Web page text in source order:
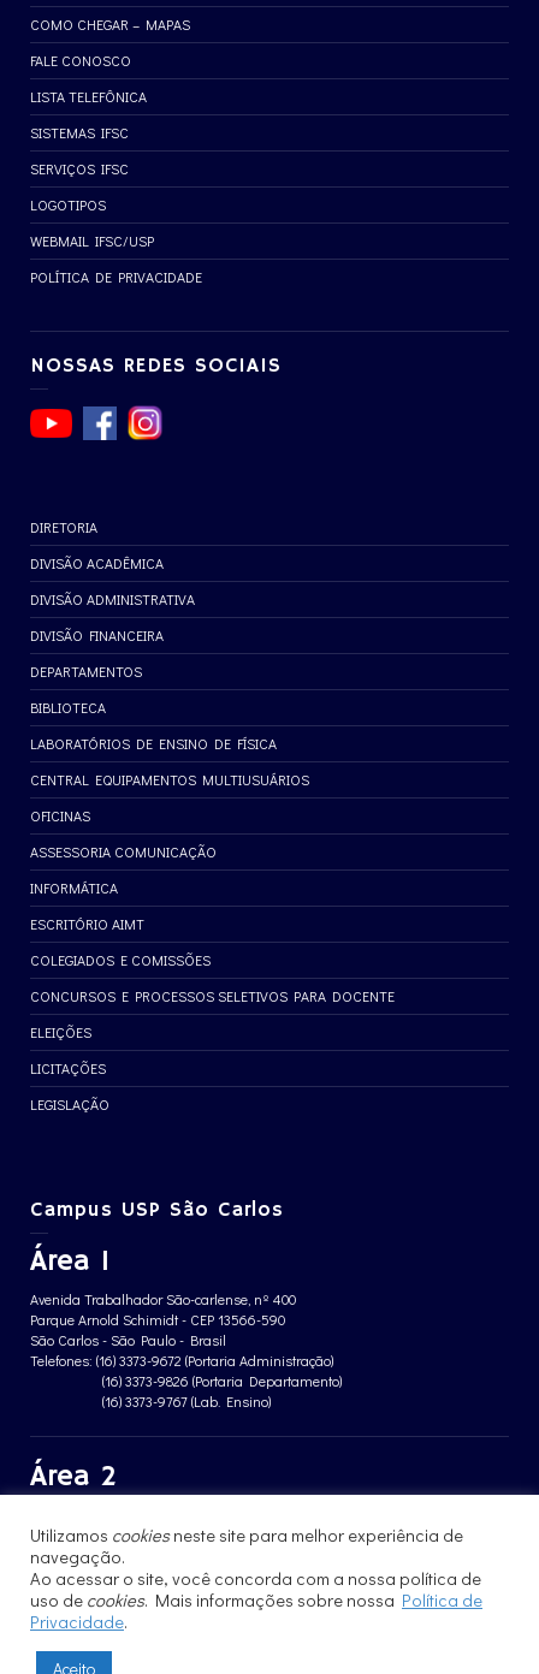
COMO CHEGAR – MAPAS
FALE CONOSCO
LISTA TELEFÔNICA
SISTEMAS IFSC
SERVIÇOS IFSC
LOGOTIPOS
WEBMAIL IFSC/USP
POLÍTICA DE PRIVACIDADE
NOSSAS REDES SOCIAIS
DIRETORIA
DIVISÃO ACADÊMICA
DIVISÃO ADMINISTRATIVA
DIVISÃO FINANCEIRA
DEPARTAMENTOS
BIBLIOTECA
LABORATÓRIOS DE ENSINO DE FÍSICA
CENTRAL EQUIPAMENTOS MULTIUSUÁRIOS
OFICINAS
ASSESSORIA COMUNICAÇÃO
INFORMÁTICA
ESCRITÓRIO AIMT
COLEGIADOS E COMISSÕES
CONCURSOS E PROCESSOS SELETIVOS PARA DOCENTE
ELEIÇÕES
LICITAÇÕES
LEGISLAÇÃO
Campus USP São Carlos
Área 1
Avenida Trabalhador São-carlense, nº 400
Parque Arnold Schimidt - CEP 13566-590
São Carlos - São Paulo - Brasil
Telefones: (16) 3373-9672 (Portaria Administração)
(16) 3373-9826 (Portaria Departamento)
(16) 3373-9767 (Lab. Ensino)
Área 2
Jardim Santa Angelina - CEP 13563-120
São Carlos - São Paulo - Brasil
Telefone: (16) 3373-8068 (Portaria prédio CFBio)
(16) 3364-8070 (Portaria prédio poloTErRA)
Utilizamos cookiesneste site para melhor experiência de
navegação.
Ao acessar o site, você concorda com a nossa política de
uso de cookies. Mais informações sobre nossa Política de
Privacidade.
Aceito